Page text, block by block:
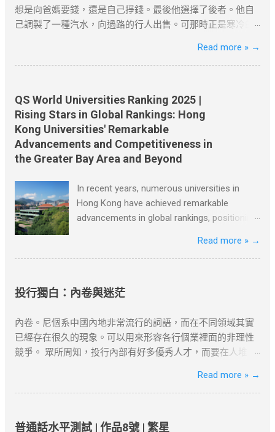
「非通常居住」。 誤區三：收入不達標 月薪需達2萬港幣以
上，且收入來源需與香港公司直接相關。 四、2025年KPI目
：自雇者需注意「薪俸稅」與「利得稅」差異，續簽需以薪
俸稅為主。 合約期限設計 ：建議簽訂長約（如2-3年），以
繫續簽資...
絡或筆者看法，僅供學習用途。請各位讀者閲讀前自行衡量
風險，本文筆者及網站不對讀者閲讀前後的任何行爲負責。
更新和刪除的權力。本文純粹分享學習内容。如涉及版權問
題，請版權持有人與我們聯絡，我們會配合及作出適當安
是多少？” 布魯諾又第三次跑到集上問來了價格。 “好吧，”
老闆對他說，“現在請您坐到這把椅子上一句話也不要說，看
報說到現在為止只有一個農民在賣土豆，一共四十口袋，價
格是多少多少；土豆質量很不錯，他帶回來一個讓老闆看
格非常公道。昨天他們鋪子的西紅柿賣得很快，庫存已經不
多了。 節選自張健鵬、 胡足青主編《故事時代》中《差別》
資料搜尋自網絡或筆者看法，僅供學習用途。請各位讀者閲
讀前自行衡量風險，本文筆者及網站不對讀者閲讀前後的任
何行爲負責。如有錯漏或任何問題，筆者及網站概不負責，
如涉及版權問題，請版權持有人與我們聯絡，我們會配合及
作出適當安排，不便之處，敬請原諒。
想是向爸媽要錢，還是自己掙錢。最後他選擇了後者。他自
己調製了一種汽水，向過路的行人出售。可那時正是寒冷的
然有一個和非常成功的商人談話的機會。當他對商人講述了
自己的“破產史”後，商人給了他兩個重要的建議：一是嘗試為
你擁有的東西上。 這兩個建議很關鍵。因為對於一個八歲的
孩子而言，他不會做的事情很多。於是他穿過大街小巷，不
停地思考：人們會有什麼難題，他又如何利用這個機會？ 一
天，吃早飯時父親讓達瑞去取報紙。美國的送報員總是把報
紙從花園籬笆的一個特製的管子裡塞進來。假如你想穿著睡
著寒風，到花園去取。雖然路短，但十分麻煩。 當達瑞為父
親取報紙的時候，一個主意誕生了。當天他就按響鄰居的門
鈴，對他們說，每個月只需付給他一美元，他就每天早上把
報紙塞到他們的房門底下。大多數人都同意了，很快他有了
七十多個顧客。 節選自[德]博多·舍費爾《達瑞的故事》 資料
搜尋自網絡或筆者看法，僅供學習用途。請各位讀者閲讀前
爲負責。如有錯漏或任何問題，筆者及網站概不負責，並保
及版權問題，請版權持有人與我們聯絡，我們會配合及作出
適當安排，不便之處，敬請原諒。
Read more » →
QS World Universities Ranking 2025 |
Rising Stars in Global Rankings: Hong
Kong Universities' Remarkable
Advancements and Competitiveness in
the Greater Bay Area and Beyond
In recent years, numerous universities in
Hong Kong have achieved remarkable
advancements in global rankings, positioning
global scale but also within the Greater Bay
Area, Greater China, and beyond. Among
Kong, the Hong Kong University of Science
Hong Kong, and Lingnan University. The
University of Hong Kong, recognized as one
of the oldest and most esteemed
secured top positions in international
rankings due to its exceptional teaching,
collaborations on an international level.
Read more » →
投行獨白：內卷與迷茫
內卷。尼個系中國內地非常流行的詞語，而在不同領域其實
已經存在很久的現象。可以用來形容各行個業裡面的非理性
競爭。 眾所周知，投行內部有好多優秀人才，而要在人堆裏
課金打怪既王者之外，話大唔大話細唔細既投行圈一早就步
入內卷。 “我自己好似系度內卷緊，我只系一個齒輪,我好像
就已經出現了。它源自於一種無力感。當你系大學既時候，
Read more » →
普通話水平測試 | 作品8號 | 繁星